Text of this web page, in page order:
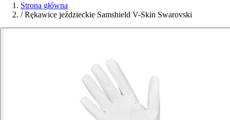
Strona główna
/ Rękawice jeździeckie Samshield V-Skin Swarovski